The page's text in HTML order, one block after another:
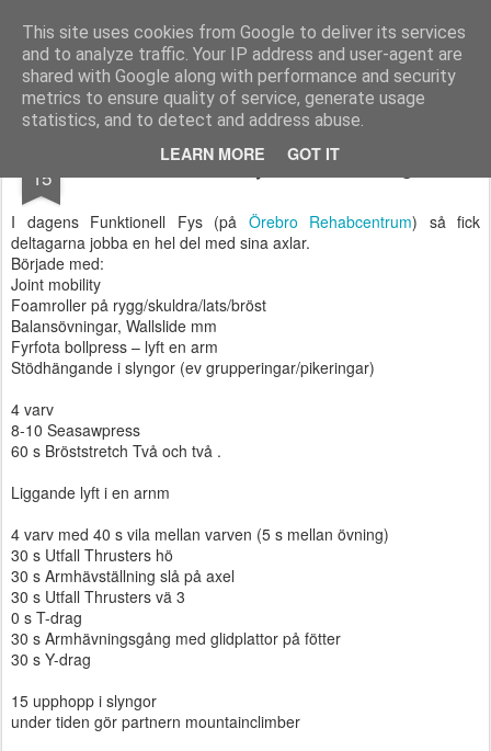
This site uses cookies from Google to deliver its services
and to analyze traffic. Your IP address and user-agent are
shared with Google along with performance and security
metrics to ensure quality of service, generate usage
statistics, and to detect and address abuse.
LEARN MORE GOT IT
Functional Fitness by Mattias - Träningsinspiration & träningsfilmer
Pages
15 Funktionell Fys & min träning
I dagens Funktionell Fys (på Örebro Rehabcentrum) så fick
deltagarna jobba en hel del med sina axlar.
Började med:
Joint mobility
Foamroller på rygg/skuldra/lats/bröst
Balansövningar, Wallslide mm
Fyrfota bollpress – lyft en arm
Stödhängande i slyngor (ev grupperingar/pikeringar)
4 varv
8-10 Seasawpress
60 s Bröststretch Två och två .
Liggande lyft i en arnm
4 varv med 40 s vila mellan varven (5 s mellan övning)
30 s Utfall Thrusters hö
30 s Armhävställning slå på axel
30 s Utfall Thrusters vä 3
0 s T-drag
30 s Armhävningsgång med glidplattor på fötter
30 s Y-drag
15 upphopp i slyngor
under tiden gör partnern mountainclimber